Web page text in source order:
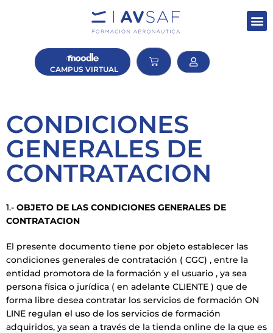
CAMPUS VIRTUAL
CONDICIONES
GENERALES DE
CONTRATACION
1.- OBJETO DE LAS CONDICIONES GENERALES DE
CONTRATACION
El presente documento tiene por objeto establecer las
condiciones generales de contratación ( CGC) , entre la
entidad promotora de la formación y el usuario , ya sea
persona física o jurídica ( en adelante CLIENTE ) que de
forma libre desea contratar los servicios de formación ON
LINE regulan el uso de los servicios de formación
adquiridos, ya sean a través de la tienda online de la que es